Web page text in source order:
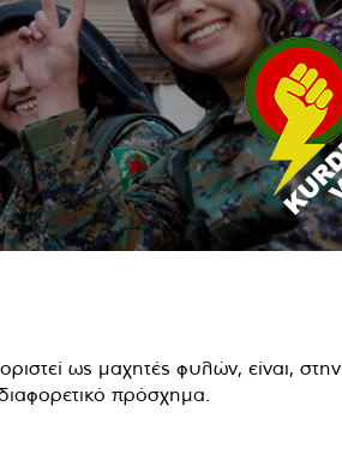
ως μαχητές φυλών, είναι, στην
πρόσχημα.